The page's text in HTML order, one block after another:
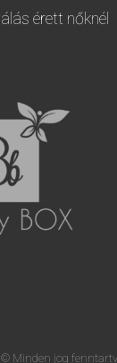
érett nőknél
Minden jog